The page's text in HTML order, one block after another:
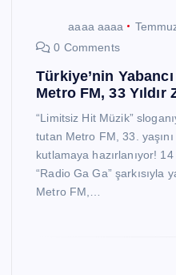
aaaa aaaa
0 Comments
Türkiye’nin
Metro FM, 33 Yıldır
“Limitsiz Hit Müzik”
tutan Metro FM, 33.
kutlamaya hazırlanıyor!
“Radio Ga Ga” şarkısıyla
Metro FM,…